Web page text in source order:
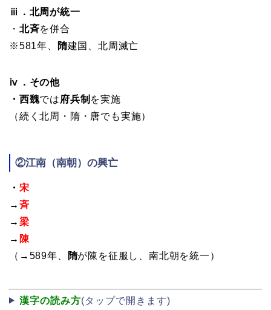
ⅲ．北周が統一
・ 北斉を併合
※581年、
隋建国、北周滅亡
ⅳ．その他
・西魏では府兵制 を実施
（続く北周・隋・唐でも実施）
②江南（南朝） の興亡
・ 宋
→斉
→ 梁
→ 陳
（→589年、
隋が陳を征服し、南北朝を統一）
漢字の読み方(タップで開きます)